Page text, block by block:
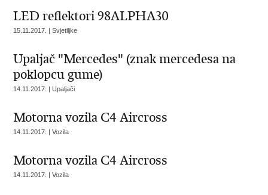
LED reflektori 98ALPHA30
15.11.2017. | Svjetiljke
Upaljač "Mercedes" (znak mercedesa na
poklopcu gume)
14.11.2017. | Upaljači
Motorna vozila C4 Aircross
14.11.2017. | Vozila
Motorna vozila C4 Aircross
14.11.2017. | Vozila